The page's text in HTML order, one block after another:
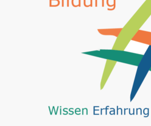
VERANSTALTUNGEN
INTERESSENSVERTRETUNG
KONTAKT